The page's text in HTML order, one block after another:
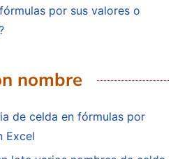
por sus valores o
nombre
de celda en fórmulas por
Excel